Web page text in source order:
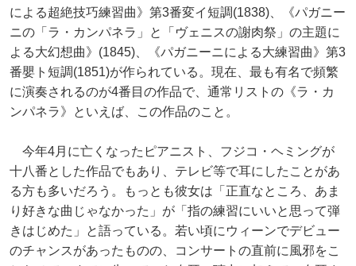
による超絶技巧練習曲》第3番変イ短調(1838)、《パガニー
ニの「ラ・カンパネラ」と「ヴェニスの謝肉祭」の主題に
よる大幻想曲》(1845)、《パガニーニによる大練習曲》第3
番嬰ト短調(1851)が作られている。現在、最も有名で頻繁
に演奏されるのが4番目の作品で、通常リストの《ラ・カ
ンパネラ》といえば、この作品のこと。
今年4月に亡くなったピアニスト、フジコ・ヘミングが
十八番とした作品でもあり、テレビ等で耳にしたことがあ
る方も多いだろう。もっとも彼女は「正直なところ、あま
り好きな曲じゃなかった」が「指の練習にいいと思って弾
きはじめた」と語っている。若い頃にウィーンでデビュー
のチャンスがあったものの、コンサートの直前に風邪をこ